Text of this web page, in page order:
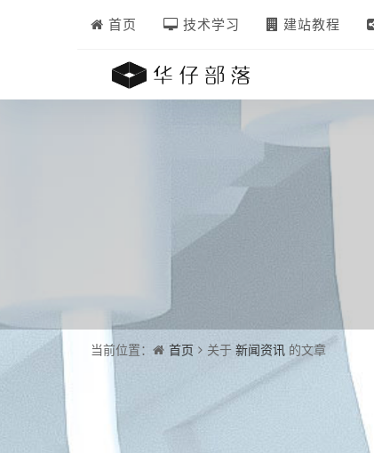
首页 技术学习 建站教程
当前位置： 首页 关于 新闻资讯 的文章